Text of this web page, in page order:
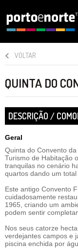
VOLTAR
QUINTA DO
DESCRIÇÃO /
Geral
Quinta do Convento
Turismo de Habitação
tranquilas no cenário
quartos dando um total
Este antigo Convento
cuidadosamente
1965, criando um
podem sentir
Nos seus catorze
verdejantes campos e
piscina enchida por